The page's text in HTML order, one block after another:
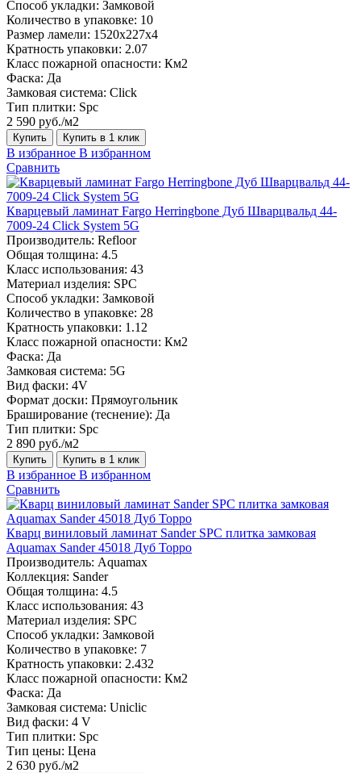
Способ укладки: Замковой
Количество в упаковке: 10
Размер ламели: 1520х227х4
Кратность упаковки: 2.07
Класс пожарной опасности: Км2
Фаска: Да
Замковая система: Click
Тип плитки: Spc
2 590 руб./м2
Купить Купить в 1 клик
В избранное В избранном
Сравнить
Кварцевый ламинат Fargo Herringbone Дуб Шварцвальд 44-
7009-24 Click System 5G
Производитель: Refloor
Общая толщина: 4.5
Класс использования: 43
Материал изделия: SPC
Способ укладки: Замковой
Количество в упаковке: 28
Кратность упаковки: 1.12
Класс пожарной опасности: Км2
Фаска: Да
Замковая система: 5G
Вид фаски: 4V
Формат доски: Прямоугольник
Браширование (теснение): Да
Тип плитки: Spc
2 890 руб./м2
Купить Купить в 1 клик
В избранное В избранном
Сравнить
Кварц виниловый ламинат Sander SPC плитка замковая
Aquamax Sander 45018 Дуб Торро
Производитель: Aquamax
Коллекция: Sander
Общая толщина: 4.5
Класс использования: 43
Материал изделия: SPC
Способ укладки: Замковой
Количество в упаковке: 7
Кратность упаковки: 2.432
Класс пожарной опасности: Км2
Фаска: Да
Замковая система: Uniclic
Вид фаски: 4 V
Тип плитки: Spc
Тип цены: Цена
2 630 руб./м2